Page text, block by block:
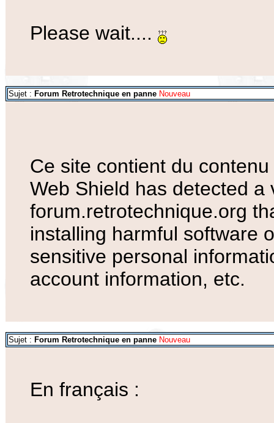
Please wait....
Sujet : Forum Retrotechnique en panne Nouveau
Ce site contient du
Web Shield has detected
forum.retrotechnique.org
installing harmful software
sensitive personal
account information, etc.
Sujet : Forum Retrotechnique en panne Nouveau
En français :